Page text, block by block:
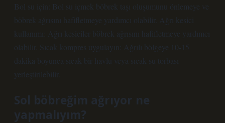
Bol su için: Bol su içmek böbrek taşı oluşumunu önlemeye ve
böbrek ağrısını hafifletmeye yardımcı olabilir. Ağrı kesici
kullanımı: Ağrı kesiciler böbrek ağrısını hafifletmeye yardımcı
olabilir. Sıcak kompres uygulayın: Ağrılı bölgeye 10-15
dakika boyunca sıcak bir havlu veya sıcak su torbası
yerleştirilebilir.
Sol böbreğim ağrıyor ne
yapmalıyım?